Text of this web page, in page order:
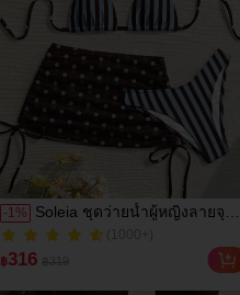
-1%
Soleia ชุดว่ายน้ำผู้หญิงลายจุด
และลายทางสีตัดกันสไตล์เรโทร
เหมาะสำหรับวันหยุดพักผ่อนที่
ชายหาด
(1000+)
300+ ขายแล้ว
฿316